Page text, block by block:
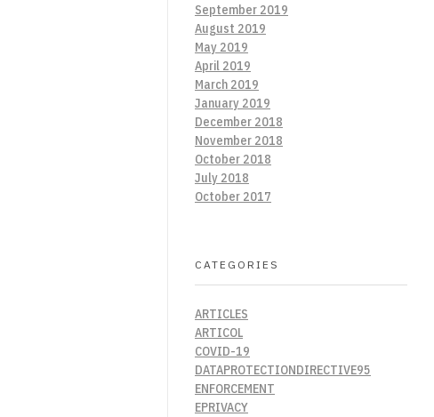
September 2019
August 2019
May 2019
April 2019
March 2019
January 2019
December 2018
November 2018
October 2018
July 2018
October 2017
CATEGORIES
ARTICLES
ARTICOL
COVID-19
DATAPROTECTIONDIRECTIVE95
ENFORCEMENT
EPRIVACY